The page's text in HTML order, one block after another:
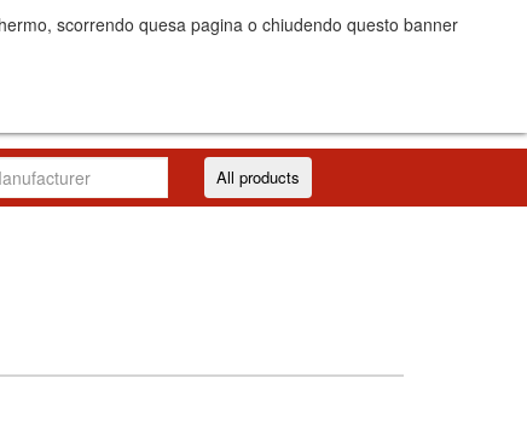
All products
scorrendo quesa pagina o chiudendo questo banner